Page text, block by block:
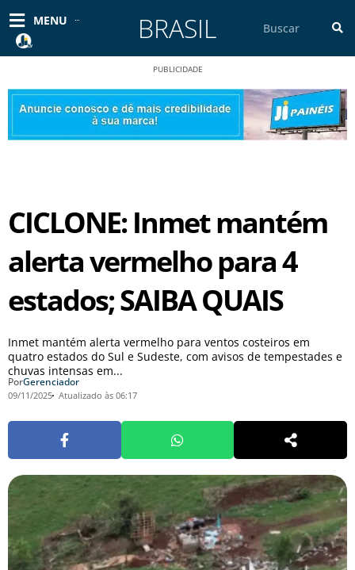
para
conteúdo
MENU BRASIL
PUBLICIDADE
CICLONE: Inmet mantém
alerta vermelho para 4
estados; SAIBA QUAIS
Inmet mantém alerta vermelho para ventos costeiros em
quatro estados do Sul e Sudeste, com avisos de tempestades e
chuvas intensas em...
PorGerenciador
09/11/2025 Atualizado às 06:17